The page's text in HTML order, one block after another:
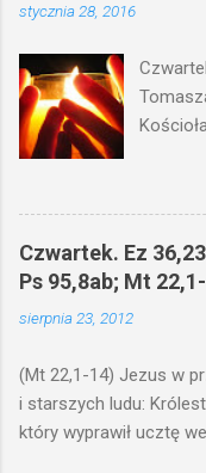
stycznia 28, 2016
(Mk
wnosi
lub
na
by nie
wy
dołożą.
ma,
Czwartek. Ez
Ps 95,8ab; Mt
sierpnia 23, 2012
(Mt 22,1-14) Jezus w
i starszych ludu:
który wyprawił ucztę